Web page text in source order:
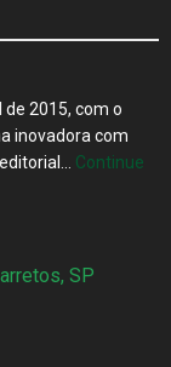
2015, com o
inovadora com
Continue
SP